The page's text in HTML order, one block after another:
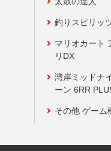
釣りスピリッ
マリオカート
リDX
湾岸ミッドナ
ーン 6RR
その他 ゲーム